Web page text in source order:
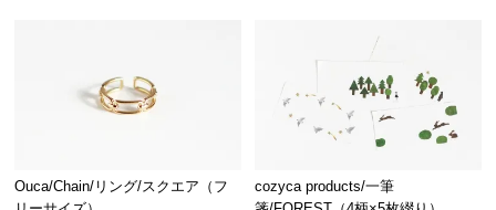
Ouca/Chain/リング/スクエア（フ
cozyca products/一筆